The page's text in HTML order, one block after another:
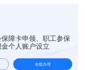
障卡申领、职工参保
个人账户设立
在线办理